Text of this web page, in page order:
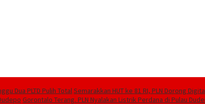
Dua PLTD Pulih TotalSemarakkan HUT ke 81 RI, PLN Dorong
Gorontalo Terang. PLN Nyalakan Listrik Perdana di Pulau